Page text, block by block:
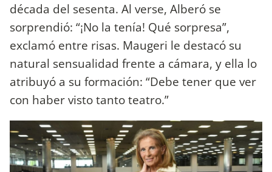
década del sesenta. Al verse, Alberó se
sorprendió: “¡No la tenía! Qué sorpresa”,
exclamó entre risas. Maugeri le destacó su
natural sensualidad frente a cámara, y ella lo
atribuyó a su formación: “Debe tener que ver
con haber visto tanto teatro.”